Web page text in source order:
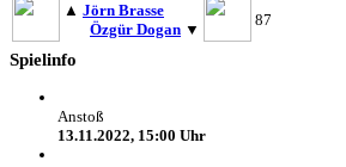
▲ Jörn Brasse
Özgür Dogan ▼
87
Spielinfo
Anstoß
13.11.2022, 15:00 Uhr